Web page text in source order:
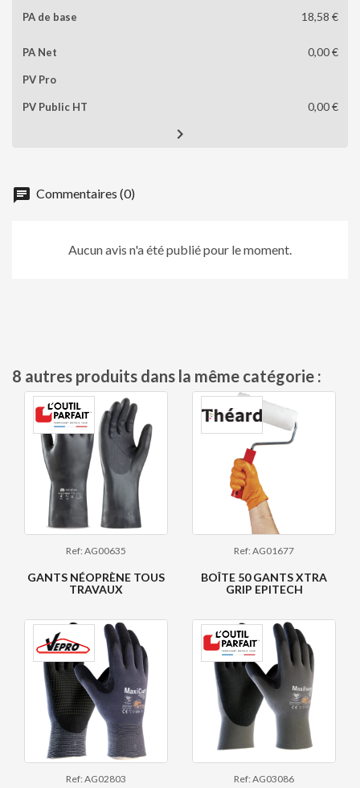
18,58 €
0,00 €
0,00 €

chat Commentaires (0)
Aucun avis n'a été publié pour le moment.
8 autres produits dans la même catégorie :
Ref: AG00635
GANTS NÉOPRÈNE TOUS
TRAVAUX
Ref: AG01677
BOÎTE 50 GANTS XTRA
GRIP EPITECH
Ref: AG02803 Ref: AG03086